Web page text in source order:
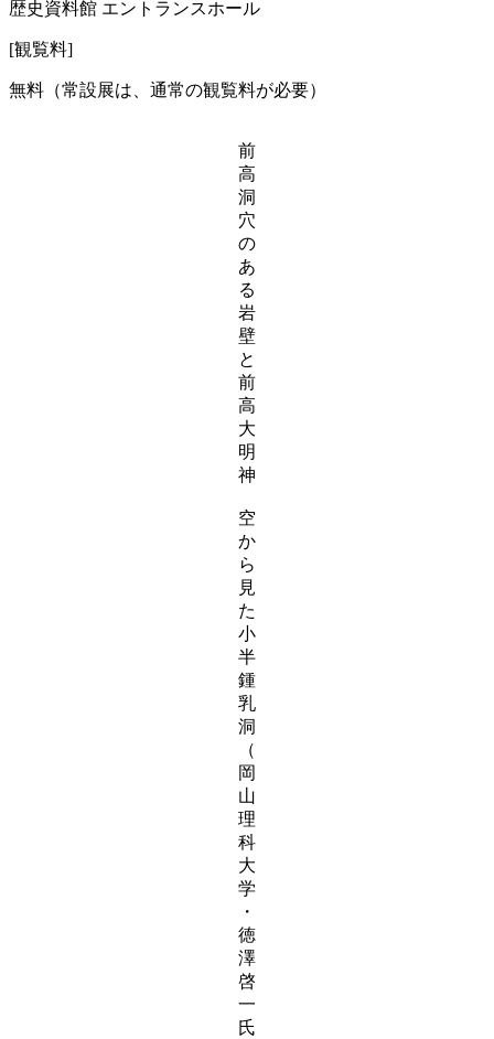
歴史資料館 エントランスホール
[観覧料]
無料（常設展は、通常の観覧料が必要）
前
高
洞
穴
の
あ
る
岩
壁
と
前
高
大
明
神
空
か
ら
見
た
小
半
鍾
乳
洞
（
岡
山
理
科
大
学
・
徳
澤
啓
一
氏